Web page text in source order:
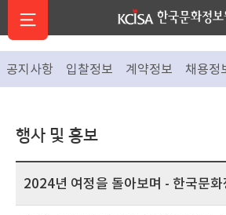
공지사항 입찰정보 계약정보 채용정
행사 및 홍보
2024년 여정을 돌아보며 - 한국문화